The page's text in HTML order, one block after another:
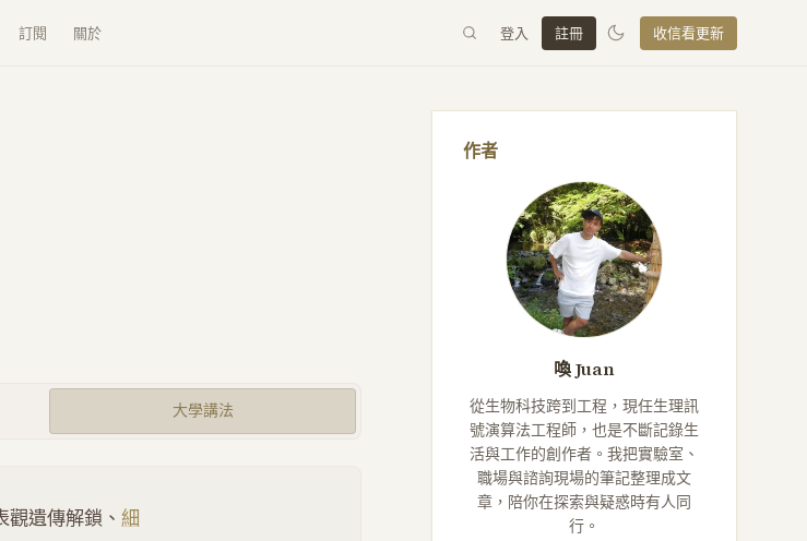
訂閱 關於 登入 註冊 收信看更新
大學講法
遺傳解鎖、 細
作者
喚 Juan
從生物科技跨到工程，現任生理訊
號演算法工程師，也是不斷記錄生
活與工作的創作者。我把實驗室、
職場與諮詢現場的筆記整理成文
章，陪你在探索與疑惑時有人同
行。